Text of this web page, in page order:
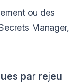
ou des
Manager,
par rejeu